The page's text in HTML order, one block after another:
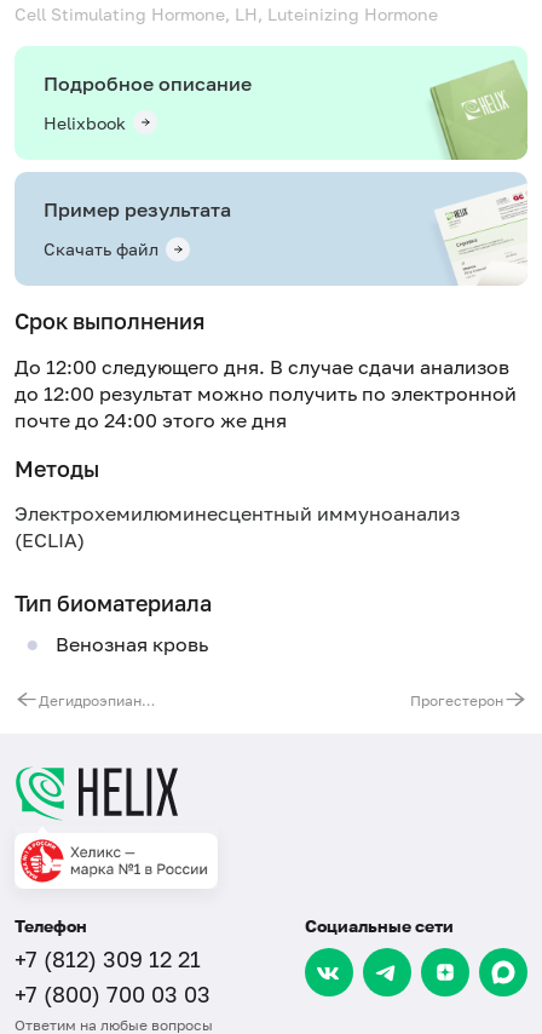
Cell Stimulating Hormone, LH, Luteinizing Hormone
Подробное описание
Helixbook
Пример результата
Скачать файл
Срок выполнения
До 12:00 следующего дня. В случае сдачи анализов
до 12:00 результат можно получить по электронной
почте до 24:00 этого же дня
Методы
Электрохемилюминесцентный иммуноанализ
(ECLIA)
Тип биоматериала
Венозная кровь
Дегидроэпиандростеронсульфат (ДЭА-SO4) Прогестерон
Телефон
+7 (812) 309 12 21
+7 (800) 700 03 03
Ответим на любые вопросы
Социальные сети